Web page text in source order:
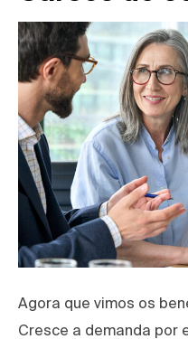
Agora que vimos os
Cresce a demanda por